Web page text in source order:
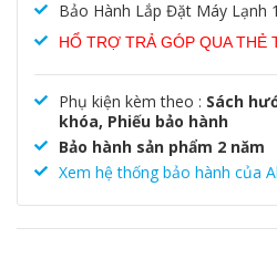
Bảo Hành Lắp Đặt Máy Lạnh
HỔ TRỢ TRẢ GÓP QUA THẺ
Phụ kiện kèm theo : Sách
khóa, Phiếu bảo hành
Bảo hành sản phẩm 2 năm
Xem hệ thống bảo hành của